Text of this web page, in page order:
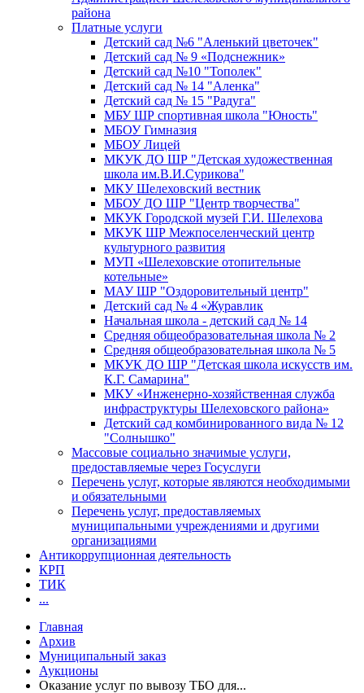
района
Платные услуги
Детский сад №6 "Аленький цветочек"
Детский сад № 9 «Подснежник»
Детский сад №10 "Тополек"
Детский сад № 14 "Аленка"
Детский сад № 15 "Радуга"
МБУ ШР спортивная школа "Юность"
МБОУ Гимназия
МБОУ Лицей
МКУК ДО ШР "Детская художественная
школа им.В.И.Сурикова"
МКУ Шелеховский вестник
МБОУ ДО ШР "Центр творчества"
МКУК Городской музей Г.И. Шелехова
МКУК ШР Межпоселенческий центр
культурного развития
МУП «Шелеховские отопительные
котельные»
МАУ ШР "Оздоровительный центр"
Детский сад № 4 «Журавлик
Начальная школа - детский сад № 14
Средняя общеобразовательная школа № 2
Средняя общеобразовательная школа № 5
МКУК ДО ШР "Детская школа искусств им.
К.Г. Самарина"
МКУ «Инженерно-хозяйственная служба
инфраструктуры Шелеховского района»
Детский сад комбинированного вида № 12
"Солнышко"
Массовые социально значимые услуги,
предоставляемые через Госуслуги
Перечень услуг, которые являются необходимыми
и обязательными
Перечень услуг, предоставляемых
муниципальными учреждениями и другими
организациями
Антикоррупционная деятельность
КРП
ТИК
...
Главная
Архив
Муниципальный заказ
Аукционы
Оказание услуг по вывозу ТБО для...